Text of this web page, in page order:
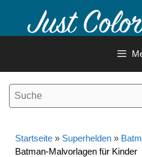
Inhalt
Startseite » Superhelden »
Batman-Malvorlagen für Kinder